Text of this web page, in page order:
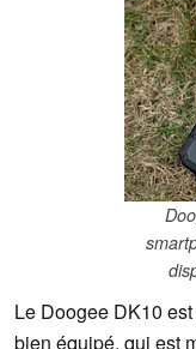
Le Doogee DK10
bien équipé, qui est